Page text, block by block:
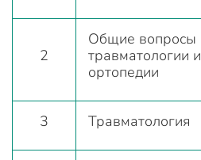
2
Общие вопросы
травматологии и
ортопедии
3 Травматология